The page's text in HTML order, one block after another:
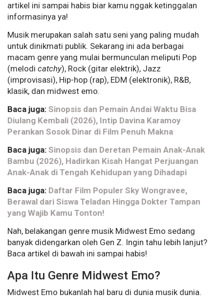
artikel ini sampai habis biar kamu nggak ketinggalan
informasinya ya!
Musik merupakan salah satu seni yang paling mudah
untuk dinikmati publik. Sekarang ini ada berbagai
macam genre yang mulai bermunculan meliputi Pop
(melodi catchy), Rock (gitar elektrik), Jazz
(improvisasi), Hip-hop (rap), EDM (elektronik), R&B,
klasik, dan midwest emo.
Baca juga: Sinopsis dan Pemain Andai Waktu Bisa
Diulang Kembali (2026), Intip Davina Karamoy
Perankan Sosok Dinar di Film Penuh Makna
Baca juga: Sinopsis dan Deretan Pemain Anak-Anak
Bambu (2026), Hadirkan Kisah Hangat Perjuangan
Anak-Anak di Tengah Kehidupan yang Dihadapi
Baca juga: Daftar Film Populer Sky Wongravee,
Berawal dari Siswa Teladan Hingga Dokter Tampan
yang Wajib Kamu Tonton!
Nah, belakangan genre musik Midwest Emo sedang
banyak didengarkan oleh Gen Z. Ingin tahu lebih lanjut?
Baca artikel di bawah ini sampai habis!
Apa Itu Genre Midwest Emo?
Midwest Emo bukanlah hal baru di dunia musik dunia.